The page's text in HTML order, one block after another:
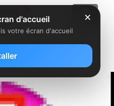
✕
d'accueil
votre écran d'accueil